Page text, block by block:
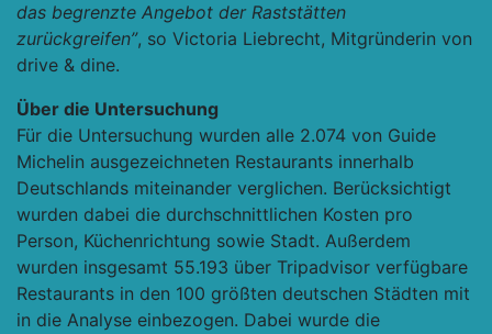
das begrenzte Angebot der Raststätten
zurückgreifen”, so Victoria Liebrecht, Mitgründerin von
drive & dine.
Über die Untersuchung
Für die Untersuchung wurden alle 2.074 von Guide
Michelin ausgezeichneten Restaurants innerhalb
Deutschlands miteinander verglichen. Berücksichtigt
wurden dabei die durchschnittlichen Kosten pro
Person, Küchenrichtung sowie Stadt. Außerdem
wurden insgesamt 55.193 über Tripadvisor verfügbare
Restaurants in den 100 größten deutschen Städten mit
in die Analyse einbezogen. Dabei wurde die